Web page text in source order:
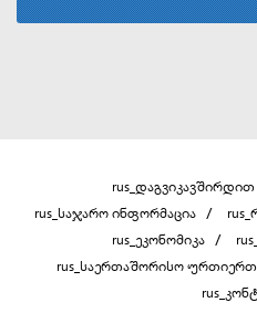
rus_დაგვიკავშირდით
rus_საჯარო ინფორმაცია
rus_ეკონომიკა
rus_საერთაშორისო